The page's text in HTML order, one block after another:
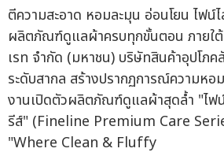
ตีความสะอาด หอมละมุน อ่อนโยน ไฟ
ผลิตภัณฑ์ดูแลผ้าครบทุกขั้นตอน ภายใ
เรท จำกัด (มหาชน) บริษัทสินค้าอุปโภ
ระดับสากล สร้างปรากฏการณ์ความหอ
งานเปิดตัวผลิตภัณฑ์ดูแลผ้าสุดล้ำ "ไฟ
รีส์" (Fineline Premium Care
"Where Clean & Fluffy